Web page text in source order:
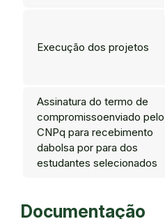
Execução dos projetos
Assinatura do termo de
compromissoenviado pelo
CNPq para recebimento
dabolsa por para dos
estudantes selecionados
Documentação